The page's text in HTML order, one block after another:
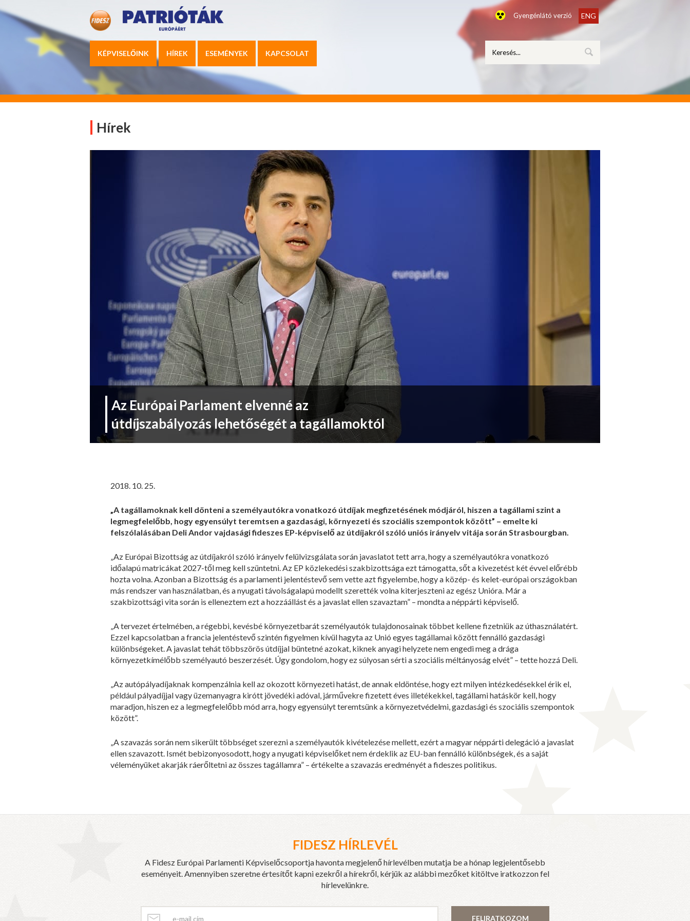
Gyengénlátó verzió ENG
KÉPVISELŐINK HÍREK ESEMÉNYEK KAPCSOLAT
Hírek
Az Európai Parlament elvenné az
útdíjszabályozás lehetőségét a tagállamoktól
2018. 10. 25.
„A tagállamoknak kell dönteni a személyautókra vonatkozó útdíjak megfizetésének módjáról, hiszen a tagállami szint a
legmegfelelőbb, hogy egyensúlyt teremtsen a gazdasági, környezeti és szociális szempontok között” – emelte ki
felszólalásában Deli Andor vajdasági fideszes EP-képviselő az útdíjakról szóló uniós irányelv vitája során Strasbourgban.
„Az Európai Bizottság az útdíjakról szóló irányelv felülvizsgálata során javaslatot tett arra, hogy a személyautókra vonatkozó
időalapú matricákat 2027-től meg kell szüntetni. Az EP közlekedési szakbizottsága ezt támogatta, sőt a kivezetést két évvel előrébb
hozta volna. Azonban a Bizottság és a parlamenti jelentéstevő sem vette azt figyelembe, hogy a közép- és kelet-európai országokban
más rendszer van használatban, és a nyugati távolságalapú modellt szerették volna kiterjeszteni az egész Unióra. Már a
szakbizottsági vita során is elleneztem ezt a hozzáállást és a javaslat ellen szavaztam” – mondta a néppárti képviselő.
„A tervezet értelmében, a régebbi, kevésbé környezetbarát személyautók tulajdonosainak többet kellene fizetniük az úthasználatért.
Ezzel kapcsolatban a francia jelentéstevő szintén figyelmen kívül hagyta az Unió egyes tagállamai között fennálló gazdasági
különbségeket. A javaslat tehát többszörös útdíjjal büntetné azokat, kiknek anyagi helyzete nem engedi meg a drága
környezetkímélőbb személyautó beszerzését. Úgy gondolom, hogy ez súlyosan sérti a szociális méltányoság elvét” – tette hozzá Deli.
„Az autópályadíjaknak kompenzálnia kell az okozott környezeti hatást, de annak eldöntése, hogy ezt milyen intézkedésekkel érik el,
például pályadíjjal vagy üzemanyagra kirótt jövedéki adóval, járművekre fizetett éves illetékekkel, tagállami hatáskör kell, hogy
maradjon, hiszen ez a legmegfelelőbb mód arra, hogy egyensúlyt teremtsünk a környezetvédelmi, gazdasági és szociális szempontok
között”.
„A szavazás során nem sikerült többséget szerezni a személyautók kivételezése mellett, ezért a magyar néppárti delegáció a javaslat
ellen szavazott. Ismét bebizonyosodott, hogy a nyugati képviselőket nem érdeklik az EU-ban fennálló különbségek, és a saját
véleményüket akarják ráerőltetni az összes tagállamra” – értékelte a szavazás eredményét a fideszes politikus.
FIDESZ HÍRLEVÉL
A Fidesz Európai Parlamenti Képviselőcsoportja havonta megjelenő hírlevélben mutatja be a hónap legjelentősebb
eseményeit. Amennyiben szeretne értesítőt kapni ezekről a hírekről, kérjük az alábbi mezőket kitöltve iratkozzon fel
hírlevelünkre.
FELIRATKOZOM